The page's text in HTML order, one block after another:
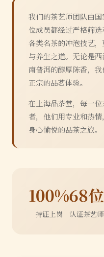
我们的茶艺师团队由
位成员都经过严格筛
各类名茶的冲泡技艺
与养生之道。无论是
南普洱的醇厚陈香，
正宗的品茗体验。
在上海品茶堂，每一
者，他们用专业和热
身心愉悦的品茶之旅。
100%
持证上岗
68位
认证茶艺师